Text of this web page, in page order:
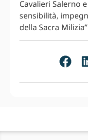
Cavalieri Salerno
sensibilità,
della Sacra